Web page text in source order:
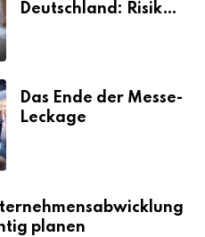
Deutschland: Risiken
Das Ende der Messe-
Leckage
planen